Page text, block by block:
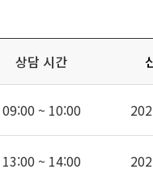
상담 시간
09:00 ~ 10:00
13:00 ~ 14:00